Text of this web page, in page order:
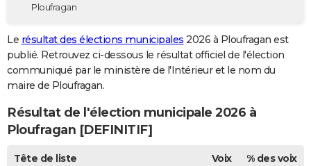
Destinations
City break
Voyage nature
Voyage de noces
Forum
GUIDES D'ACHAT
BONS PLANS
Carte de Noël
Carte Bonne année
Carte Saint-Valentin
Carte Pâques
Carte d'anniversaire
DICTIONNAIRE
Dictionnaire
Biographies
Citations
Expressions
Proverbes
PROGRAMME TV
Ploufragan
Le résultat des élections municipales 2026 à Ploufragan est
publié. Retrouvez ci-dessous le résultat officiel de l'élection
communiqué par le ministère de l'Intérieur et le nom du
maire de Ploufragan.
Résultat de l'élection municipale 2026 à
Ploufragan [DEFINITIF]
Tête de liste Voix % des voix